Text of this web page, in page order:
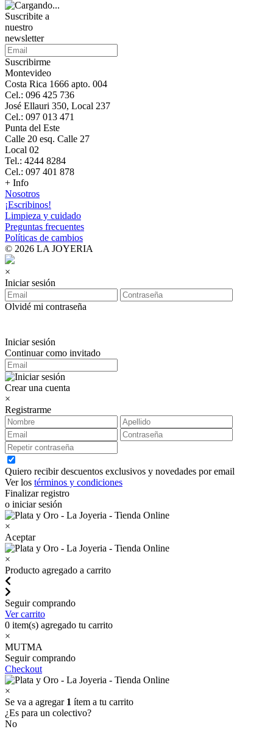
Suscribite a
nuestro
newsletter
Suscribirme
Montevideo
Costa Rica 1666 apto. 004
Cel.: 096 425 736
José Ellauri 350, Local 237
Cel.: 097 013 471
Punta del Este
Calle 20 esq. Calle 27
Local 02
Tel.: 4244 8284
Cel.: 097 401 878
+ Info
Nosotros
¡Escribinos!
Limpieza y cuidado
Preguntas frecuentes
Políticas de cambios
© 2026 LA JOYERIA
×
Iniciar sesión
Olvidé mi contraseña
Iniciar sesión
Continuar como invitado
Crear una cuenta
×
Registrarme
Quiero recibir descuentos exclusivos y novedades por email
Ver los términos y condiciones
Finalizar registro
o iniciar sesión
×
Aceptar
×
Producto agregado a carrito
Seguir comprando
Ver carrito
0 item(s) agregado tu carrito
×
MUTMA
Seguir comprando
Checkout
×
Se va a agregar 1 ítem a tu carrito
¿Es para un colectivo?
No